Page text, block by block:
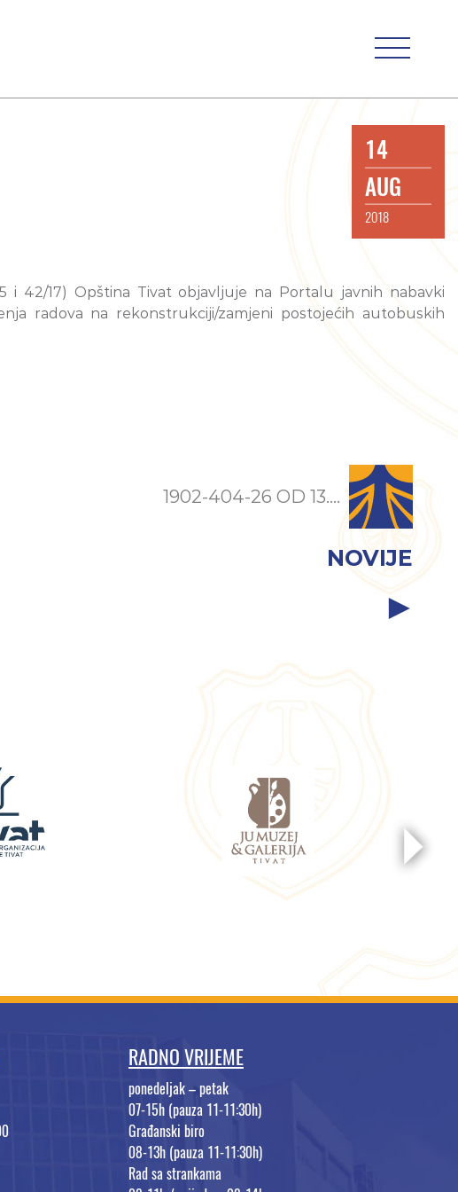
14
AUG
2018
i 42/17) Opština Tivat objavljuje na Portalu javnih nabavki
radova na rekonstrukciji/zamjeni postojećih autobuskih
1902-404-26 OD 13....
NOVIJE
RADNO VRIJEME
ponedeljak – petak
07-15h (pauza 11-11:30h)
Građanski biro
08-13h (pauza 11-11:30h)
Rad sa strankama